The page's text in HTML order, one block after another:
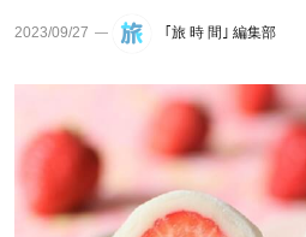
2023/09/27 ｢旅 時 間｣ 編集部